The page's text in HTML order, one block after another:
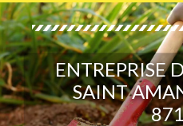
ENTREPRISE
SAINT